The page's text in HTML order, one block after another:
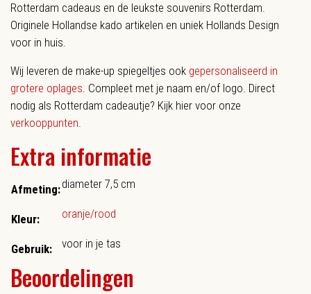
Rotterdam cadeaus en de leukste souvenirs Rotterdam.
Originele Hollandse kado artikelen en uniek Hollands Design
voor in huis.
Wij leveren de make-up spiegeltjes ook gepersonaliseerd in
grotere oplages. Compleet met je naam en/of logo. Direct
nodig als Rotterdam cadeautje? Kijk hier voor onze
verkooppunten.
Extra informatie
Afmeting:diameter 7,5 cm
Kleur: oranje/rood
Gebruik: voor in je tas
Beoordelingen